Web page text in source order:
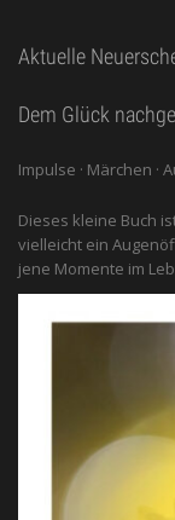
Aktuelle
Dem Glück
Impulse · Märchen ·
Dieses kleine Buch
vielleicht ein
jene Momente im